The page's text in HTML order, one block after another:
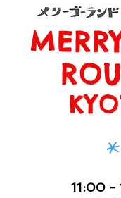
メリーゴー
*
11 :00 -